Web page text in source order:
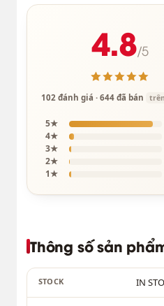
4.8/5
102 đánh giá · 644 đã bán
5★
4★
3★
2★
1★
Thông số sản
STOCK IN